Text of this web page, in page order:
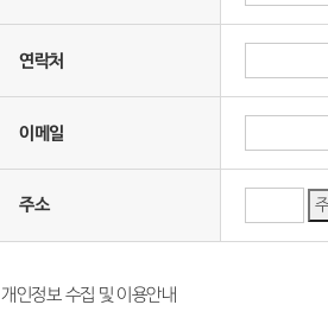
연락처
이메일
주소
개인정보 수집 및 이용안내